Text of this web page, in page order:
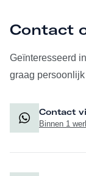
Contact
Geïnteresseerd
graag
Contact
Binnen 1